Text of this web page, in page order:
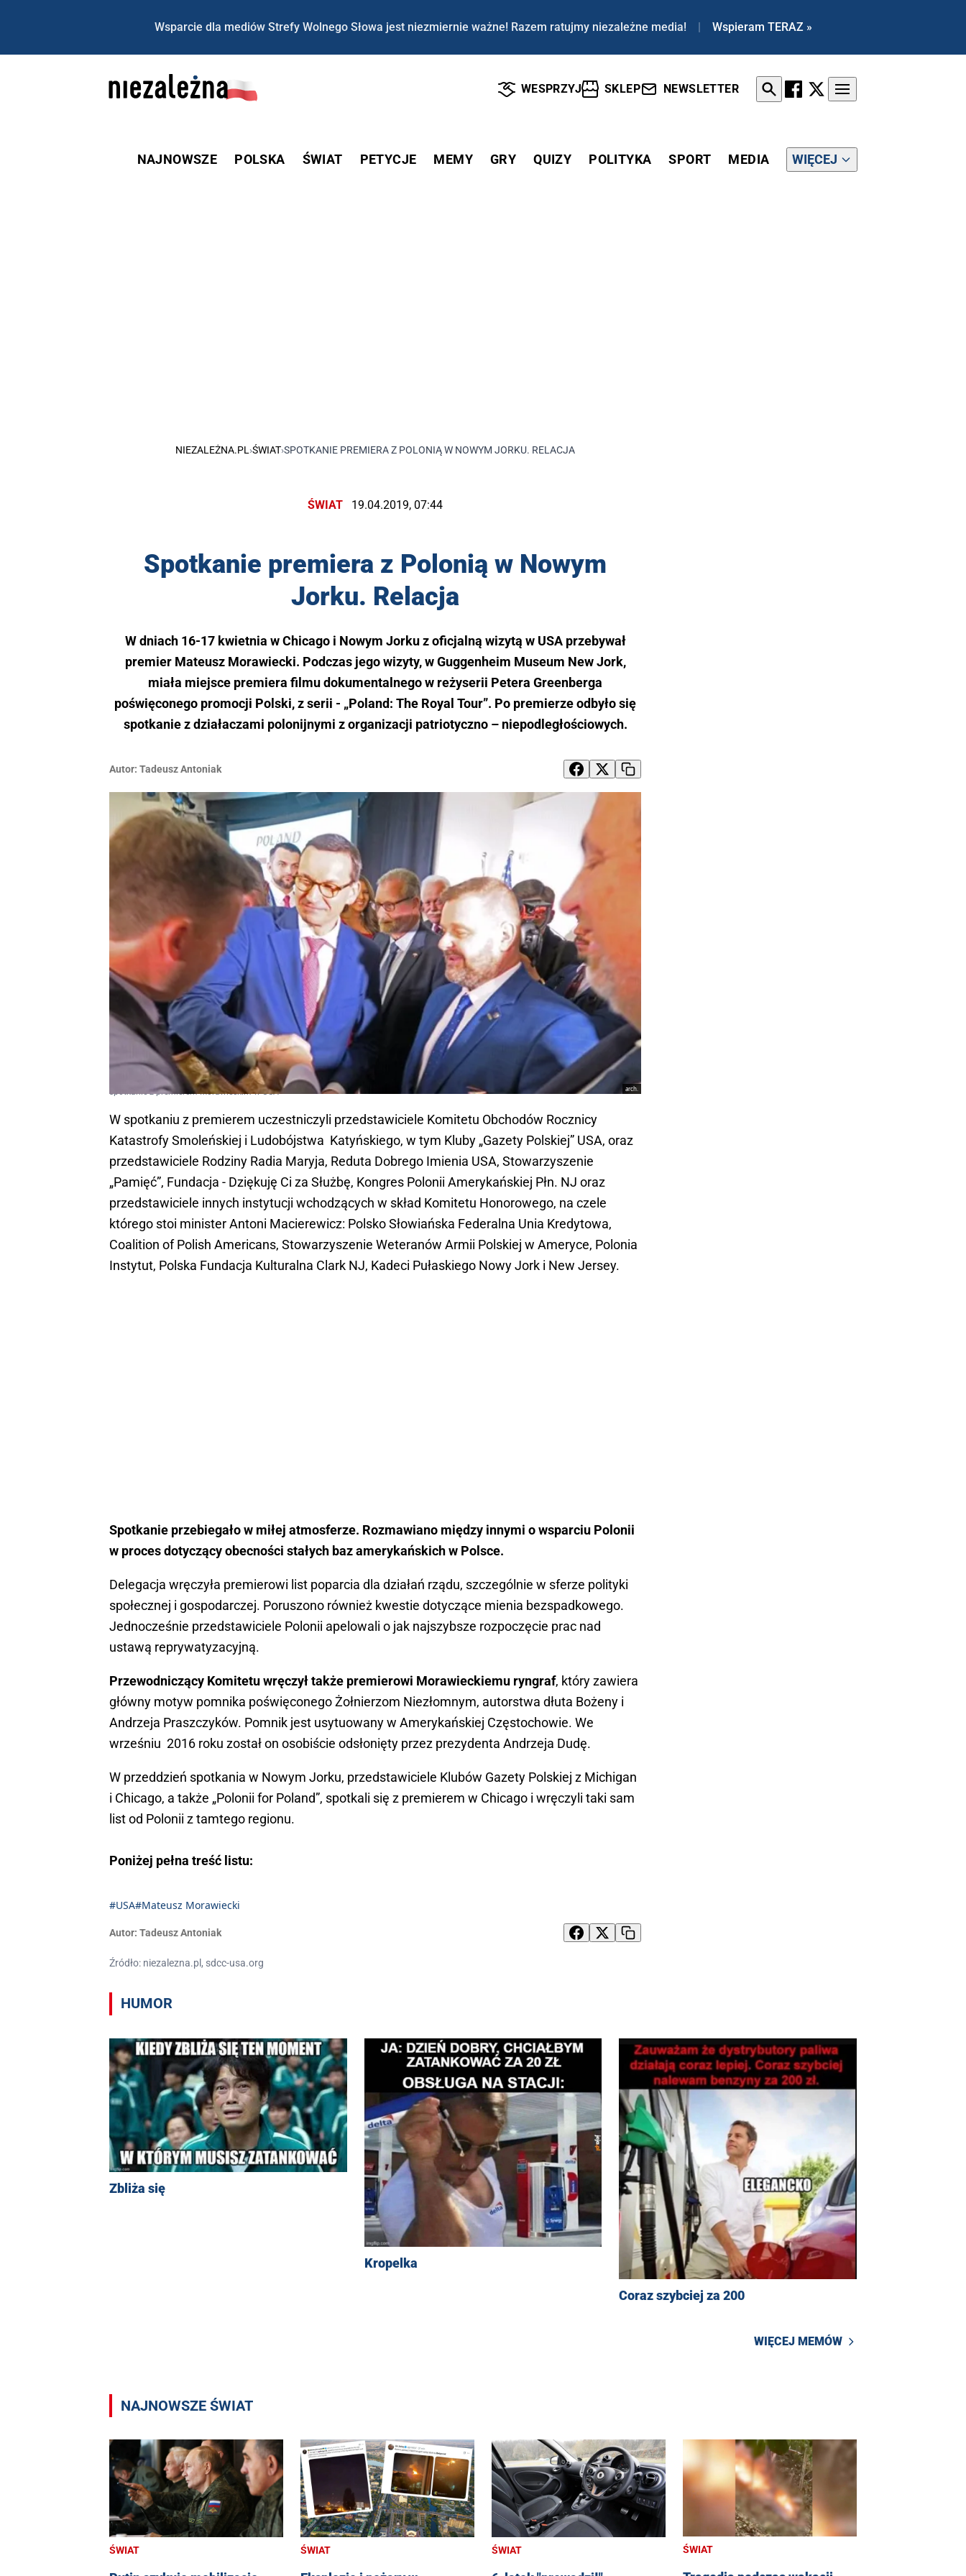
Wsparcie dla mediów Strefy Wolnego Słowa jest niezmiernie ważne! Razem ratujmy niezależne media! | Wspieram TERAZ »
WESPRZYJ SKLEP NEWSLETTER
NAJNOWSZE POLSKA ŚWIAT PETYCJE MEMY GRY QUIZY POLITYKA SPORT MEDIA WIĘCEJ
NIEZALEŻNA.PL ›ŚWIAT›SPOTKANIE PREMIERA Z POLONIĄ W NOWYM JORKU. RELACJA
ŚWIAT 19.04.2019, 07:44
Spotkanie premiera z Polonią w Nowym
Jorku. Relacja
W dniach 16-17 kwietnia w Chicago i Nowym Jorku z oficjalną wizytą w USA przebywał
premier Mateusz Morawiecki. Podczas jego wizyty, w Guggenheim Museum New Jork,
miała miejsce premiera filmu dokumentalnego w reżyserii Petera Greenberga
poświęconego promocji Polski, z serii - „Poland: The Royal Tour”. Po premierze odbyło się
spotkanie z działaczami polonijnymi z organizacji patriotyczno – niepodległościowych.
Autor: Tadeusz Antoniak
arch.
spotkanie z premierem Morawieckim w USA
W spotkaniu z premierem uczestniczyli przedstawiciele Komitetu Obchodów Rocznicy
Katastrofy Smoleńskiej i Ludobójstwa Katyńskiego, w tym Kluby „Gazety Polskiej” USA, oraz
przedstawiciele Rodziny Radia Maryja, Reduta Dobrego Imienia USA, Stowarzyszenie
„Pamięć”, Fundacja - Dziękuję Ci za Służbę, Kongres Polonii Amerykańskiej Płn. NJ oraz
przedstawiciele innych instytucji wchodzących w skład Komitetu Honorowego, na czele
którego stoi minister Antoni Macierewicz: Polsko Słowiańska Federalna Unia Kredytowa,
Coalition of Polish Americans, Stowarzyszenie Weteranów Armii Polskiej w Ameryce, Polonia
Instytut, Polska Fundacja Kulturalna Clark NJ, Kadeci Pułaskiego Nowy Jork i New Jersey.
Spotkanie przebiegało w miłej atmosferze. Rozmawiano między innymi o wsparciu Polonii
w proces dotyczący obecności stałych baz amerykańskich w Polsce.
Delegacja wręczyła premierowi list poparcia dla działań rządu, szczególnie w sferze polityki
społecznej i gospodarczej. Poruszono również kwestie dotyczące mienia bezspadkowego.
Jednocześnie przedstawiciele Polonii apelowali o jak najszybsze rozpoczęcie prac nad
ustawą reprywatyzacyjną.
Przewodniczący Komitetu wręczył także premierowi Morawieckiemu ryngraf, który zawiera
główny motyw pomnika poświęconego Żołnierzom Niezłomnym, autorstwa dłuta Bożeny i
Andrzeja Praszczyków. Pomnik jest usytuowany w Amerykańskiej Częstochowie. We
wrześniu 2016 roku został on osobiście odsłonięty przez prezydenta Andrzeja Dudę.
W przeddzień spotkania w Nowym Jorku, przedstawiciele Klubów Gazety Polskiej z Michigan
i Chicago, a także „Polonii for Poland”, spotkali się z premierem w Chicago i wręczyli taki sam
list od Polonii z tamtego regionu.
Poniżej pełna treść listu:
#USA#Mateusz Morawiecki
Autor: Tadeusz Antoniak
Źródło: niezalezna.pl, sdcc-usa.org
HUMOR
Zbliża się
Kropelka
Coraz szybciej za 200
WIĘCEJ MEMÓW
NAJNOWSZE ŚWIAT
ŚWIAT ŚWIAT ŚWIAT ŚWIAT